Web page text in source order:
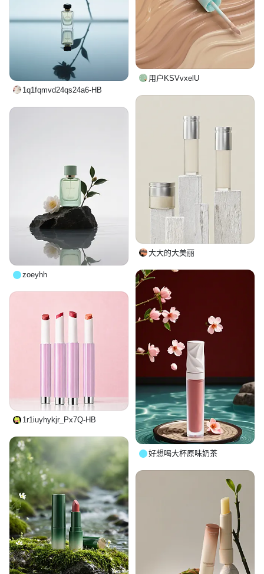
用户KSVvxelU
1q1fqmvd24qs24a6-HB
大大的大美丽
zoeyhh
好想喝大杯原味奶茶
1r1iuyhykjr_Px7Q-HB